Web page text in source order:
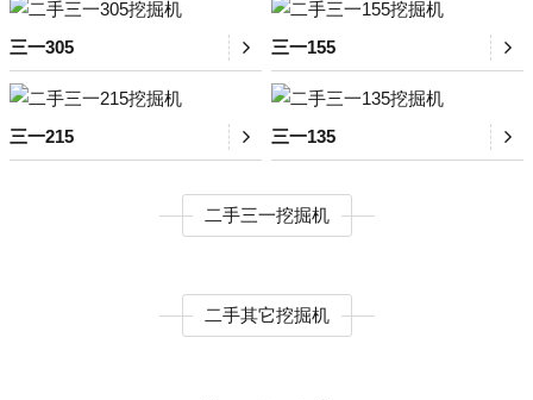
三一305 三一155
三一215 三一135
二手三一挖掘机
二手其它挖掘机